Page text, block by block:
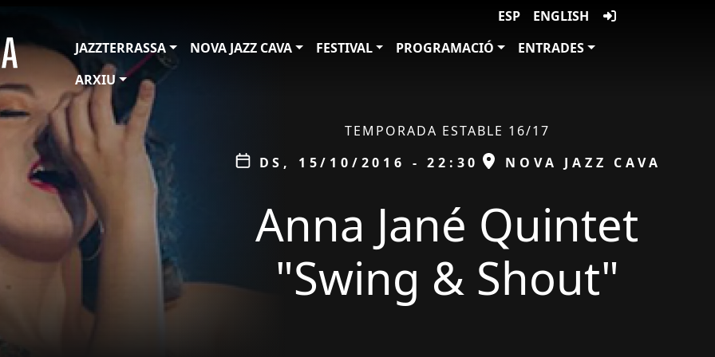
ESP
ENGLISH
JAZZTERRASSA
NOVA JAZZ CAVA FESTIVAL PROGRAMACIÓ
ENTRADES
ARXIU
TEMPORADA ESTABLE 16/17
Data
DS, 15/10/2016 - 22:30 ESPAI
NOVA JAZZ CAVA
Anna Jané Quintet
"Swing & Shout"